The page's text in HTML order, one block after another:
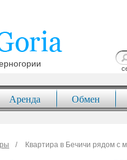
Аренда Обмен
Квартира в Бечичи рядом с